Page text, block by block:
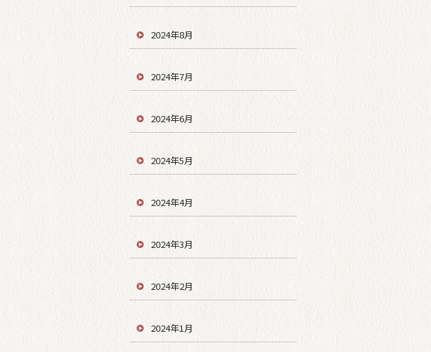
2024年8月
2024年7月
2024年6月
2024年5月
2024年4月
2024年3月
2024年2月
2024年1月